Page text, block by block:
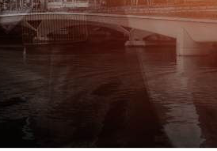
弊社の地盤事業について